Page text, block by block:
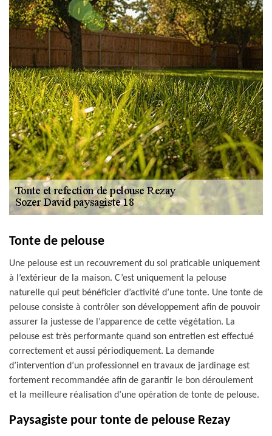
Tonte de pelouse
Une pelouse est un recouvrement du sol praticable uniquement
à l’extérieur de la maison. C’est uniquement la pelouse
naturelle qui peut bénéficier d’activité d’une tonte. Une tonte de
pelouse consiste à contrôler son développement afin de pouvoir
assurer la justesse de l’apparence de cette végétation. La
pelouse est très performante quand son entretien est effectué
correctement et aussi périodiquement. La demande
d’intervention d’un professionnel en travaux de jardinage est
fortement recommandée afin de garantir le bon déroulement
et la meilleure réalisation d’une opération de tonte de pelouse.
Paysagiste pour tonte de pelouse Rezay